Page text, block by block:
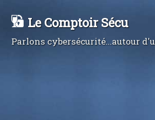
Le Comptoir Sécu
Parlons cybersécurité...autour